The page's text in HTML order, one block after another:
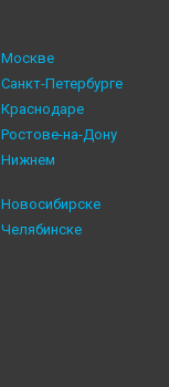
Москве
Санкт-Петербурге
Краснодаре
Ростове-на-Дону
Нижнем
Новосибирске
Челябинске